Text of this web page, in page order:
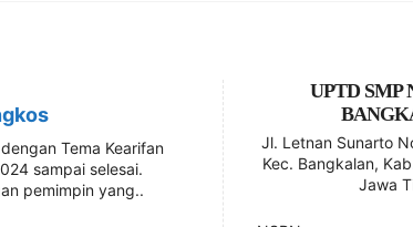
Tema Kearifan
sampai selesai.
pemimpin yang..
UPTD SMP
Jl. Letnan Sunarto
Kec. Bangkalan,
Jawa